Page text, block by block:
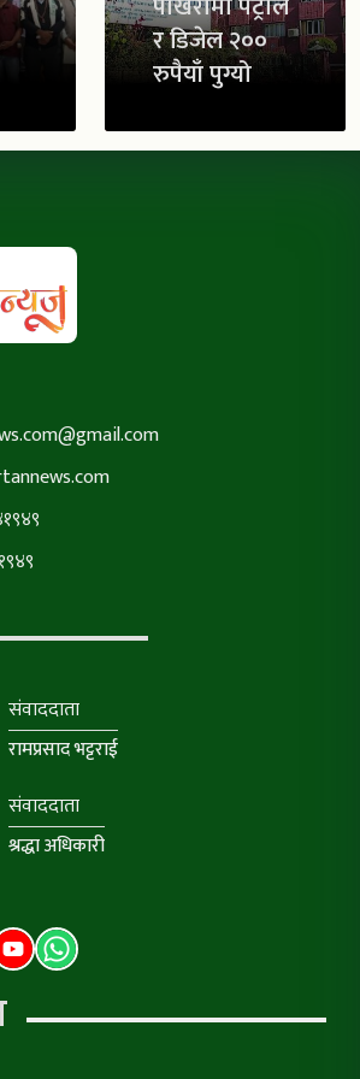
र डिजेल २००
रुपैयाँ पुग्यो
संवाददाता
रामप्रसाद भट्टराई
संवाददाता
श्रद्धा अधिकारी